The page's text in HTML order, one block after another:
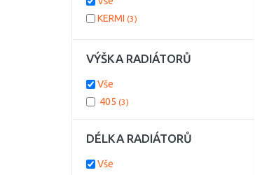
KERMI (3)
VÝŠKA RADIÁTORŮ
Vše
405 (3)
DÉLKA RADIÁTORŮ
Vše